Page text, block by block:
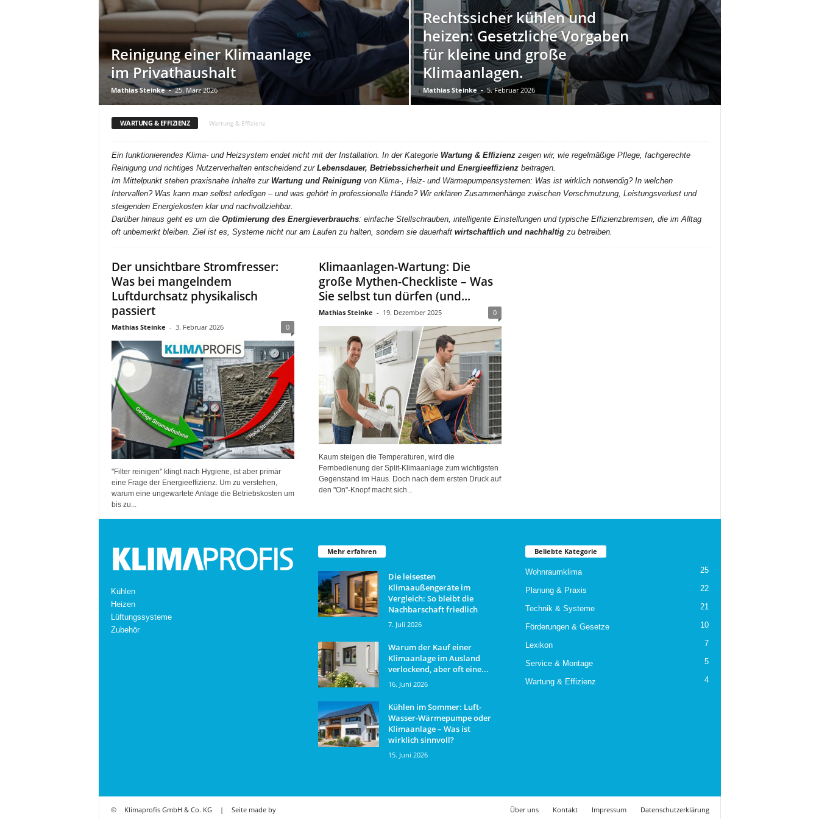
Reinigung einer Klimaanlage
im Privathaushalt
Mathias Steinke - 25. März 2026
Rechtssicher kühlen und
heizen: Gesetzliche Vorgaben
für kleine und große
Klimaanlagen.
Mathias Steinke - 5. Februar 2026
WARTUNG & EFFIZIENZ Wartung & Effizienz
Ein funktionierendes Klima- und Heizsystem endet nicht mit der Installation. In der Kategorie Wartung & Effizienzzeigen wir, wie regelmäßige Pflege, fachgerechte
Reinigung und richtiges Nutzerverhalten entscheidend zur Lebensdauer, Betriebssicherheit und Energieeffizienzbeitragen.
Im Mittelpunkt stehen praxisnahe Inhalte zur Wartung und Reinigungvon Klima-, Heiz- und Wärmepumpensystemen: Was ist wirklich notwendig? In welchen
Intervallen? Was kann man selbst erledigen – und was gehört in professionelle Hände? Wir erklären Zusammenhänge zwischen Verschmutzung, Leistungsverlust und
steigenden Energiekosten klar und nachvollziehbar.
Darüber hinaus geht es um die Optimierung des Energieverbrauchs: einfache Stellschrauben, intelligente Einstellungen und typische Effizienzbremsen, die im Alltag
oft unbemerkt bleiben. Ziel ist es, Systeme nicht nur am Laufen zu halten, sondern sie dauerhaft wirtschaftlich und nachhaltigzu betreiben.
Der unsichtbare Stromfresser:
Was bei mangelndem
Luftdurchsatz physikalisch
passiert
Mathias Steinke - 3. Februar 2026 0
"Filter reinigen" klingt nach Hygiene, ist aber primär
eine Frage der Energieeffizienz. Um zu verstehen,
warum eine ungewartete Anlage die Betriebskosten um
bis zu...
Klimaanlagen-Wartung: Die
große Mythen-Checkliste – Was
Sie selbst tun dürfen (und...
Mathias Steinke - 19. Dezember 2025 0
Kaum steigen die Temperaturen, wird die
Fernbedienung der Split-Klimaanlage zum wichtigsten
Gegenstand im Haus. Doch nach dem ersten Druck auf
den "On"-Knopf macht sich...
Kühlen
Heizen
Lüftungssysteme
Zubehör
Mehr erfahren
Die leisesten
Klimaaußengeräte im
Vergleich: So bleibt die
Nachbarschaft friedlich
7. Juli 2026
Warum der Kauf einer
Klimaanlage im Ausland
verlockend, aber oft eine...
16. Juni 2026
Kühlen im Sommer: Luft-
Wasser-Wärmepumpe oder
Klimaanlage – Was ist
wirklich sinnvoll?
15. Juni 2026
Beliebte Kategorie
Wohnraumklima 25
Planung & Praxis 22
Technik & Systeme 21
Förderungen & Gesetze 10
Lexikon 7
Service & Montage 5
Wartung & Effizienz 4
Über uns Kontakt Impressum Datenschutzerklärung
© Klimaprofis GmbH & Co. KG | Seite made by